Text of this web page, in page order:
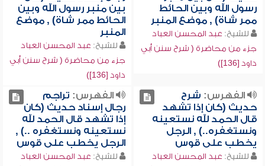
رسول الله وبين الحائط
ممر شاة) , موضع المنبر
للشيخ: عبد المحسن العباد
جزء من محاضرة ( شرح سنن أبي
داود [136])
بين منبر رسول الله وبين
الحائط ممر شاة) , موضع
المنبر
للشيخ: عبد المحسن العباد
جزء من محاضرة ( شرح سنن أبي
داود [136])
الفهرس: شرح
حديث (كان إذا تشهد
قال الحمد لله نستعينه
ونستغفره..) , الرجل
يخطب على قوس
للشيخ: عبد المحسن العباد
الفهرس: تراجم
رجال إسناد حديث (كان
إذا تشهد قال الحمد لله
نستعينه ونستغفره ..) ,
الرجل يخطب على قوس
للشيخ: عبد المحسن العباد